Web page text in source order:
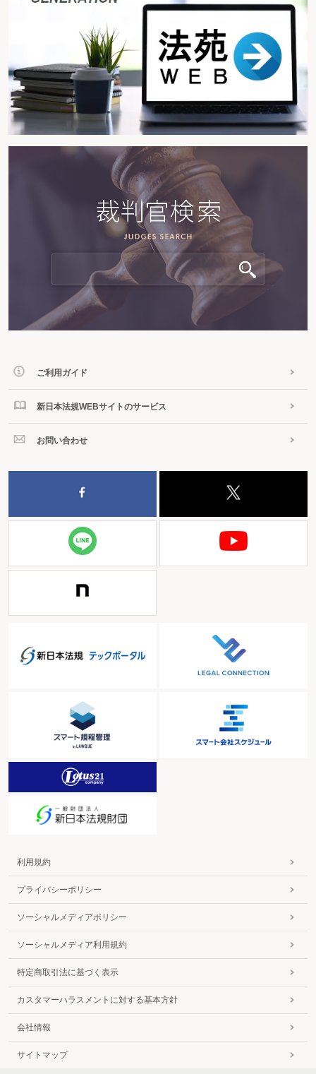
ご利用ガイド
新日本法規WEBサイトのサービス
お問い合わせ
利用規約
プライバシーポリシー
ソーシャルメディアポリシー
ソーシャルメディア利用規約
特定商取引法に基づく表示
カスタマーハラスメントに対する基本方針
会社情報
サイトマップ